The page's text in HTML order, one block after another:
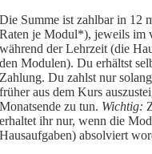
Die Summe ist zahlbar in 12
Raten je Modul*), jeweils im
während der Lehrzeit (die
den Modulen). Du erhältst
Zahlung. Du zahlst nur
früher aus dem Kurs
Monatsende zu tun. Wichtig:
erhaltet ihr nur, wenn die
Hausaufgaben) absolviert